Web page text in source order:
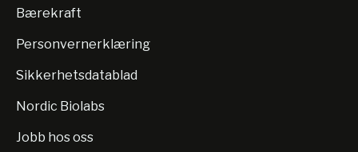
Bærekraft
Personvernerklæring
Sikkerhetsdatablad
Nordic Biolabs
Jobb hos oss